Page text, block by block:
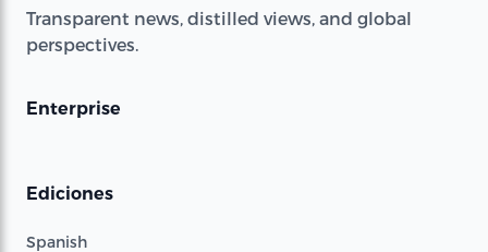
Transparent news, distilled views, and global
perspectives.
Enterprise
Ediciones
Spanish